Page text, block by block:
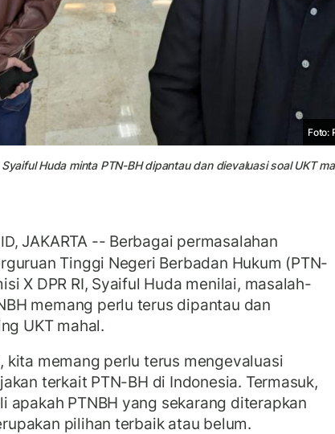
Foto:
Syaiful Huda minta PTN-BH dipantau dan dievaluasi soal UKT
JAKARTA -- Berbagai permasalahan
Tinggi Negeri Berbadan Hukum (PTN-
X DPR RI, Syaiful Huda menilai, masalah-
memang perlu terus dipantau dan
UKT mahal.
kita memang perlu terus mengevaluasi
terkait PTN-BH di Indonesia. Termasuk,
apakah PTNBH yang sekarang diterapkan
pilihan terbaik atau belum.